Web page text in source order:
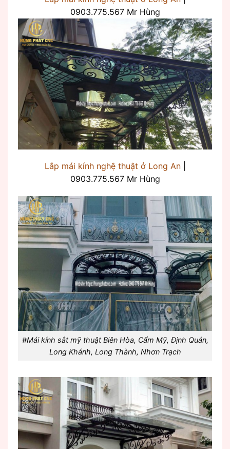
0903.775.567 Mr Hùng
Lắp mái kính nghệ thuật ở Long An|
0903.775.567 Mr Hùng
#Mái kính sắt mỹ thuật Biên Hòa, Cẩm Mỹ, Định Quán,
Long Khánh, Long Thành, Nhơn Trạch